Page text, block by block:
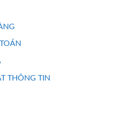
THÔNG TIN